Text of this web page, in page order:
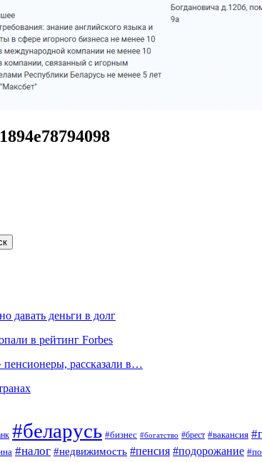
давать деньги в долг
в рейтинг Forbes
пенсионеры, рассказали в…
#беларусь #бизнес #богатство #брест #вакансия
#налог #недвижимость #пенсия #подорожание